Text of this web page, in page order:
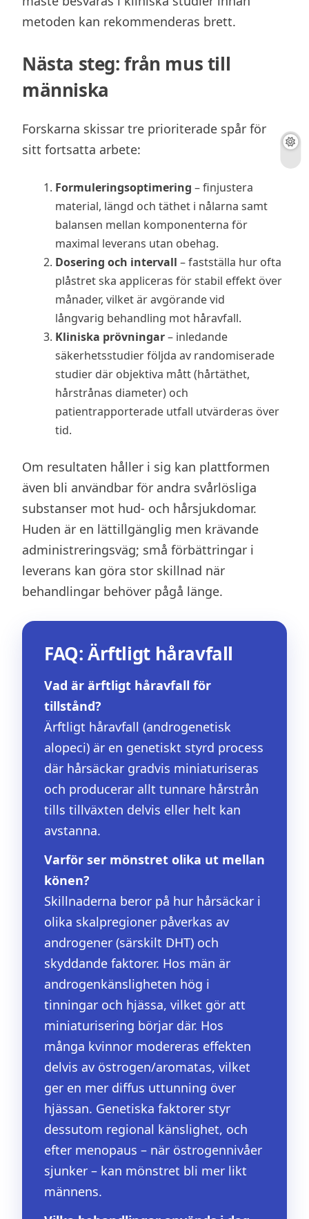
metoden kan rekommenderas brett.
Nästa steg: från mus till
människa
Forskarna skissar tre prioriterade spår för
sitt fortsatta arbete:
Formuleringsoptimering – finjustera
material, längd och täthet i nålarna samt
balansen mellan komponenterna för
maximal leverans utan obehag.
Dosering och intervall – fastställa hur ofta
plåstret ska appliceras för stabil effekt över
månader, vilket är avgörande vid
långvarig behandling mot håravfall.
Kliniska prövningar– inledande
säkerhetsstudier följda av randomiserade
studier där objektiva mått (hårtäthet,
hårstrånas diameter) och
patientrapporterade utfall utvärderas över
tid.
Om resultaten håller i sig kan plattformen
även bli användbar för andra svårlösliga
substanser mot hud- och hårsjukdomar.
Huden är en lättillgänglig men krävande
administreringsväg; små förbättringar i
leverans kan göra stor skillnad när
behandlingar behöver pågå länge.
FAQ: Ärftligt håravfall
Vad är ärftligt håravfall för
tillstånd?
Ärftligt håravfall (androgenetisk
alopeci) är en genetiskt styrd process
där hårsäckar gradvis miniaturiseras
och producerar allt tunnare hårstrån
tills tillväxten delvis eller helt kan
avstanna.
Varför ser mönstret olika ut mellan
könen?
Skillnaderna beror på hur hårsäckar i
olika skalpregioner påverkas av
androgener (särskilt DHT) och
skyddande faktorer. Hos män är
androgenkänsligheten hög i
tinningar och hjässa, vilket gör att
miniaturisering börjar där. Hos
många kvinnor modereras effekten
delvis av östrogen/aromatas, vilket
ger en mer diffus uttunning över
hjässan. Genetiska faktorer styr
dessutom regional känslighet, och
efter menopaus – när östrogennivåer
sjunker – kan mönstret bli mer likt
männens.